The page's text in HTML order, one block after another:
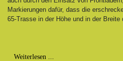
Markierungen dafür, dass die
65-Trasse in der Höhe und in der Breite
Weiterlesen ...